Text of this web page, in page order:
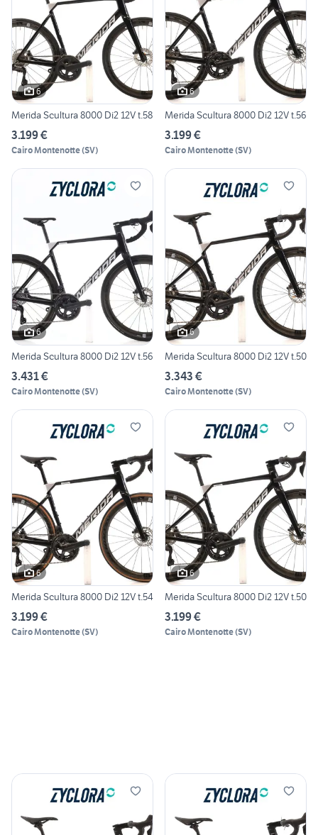
6
Merida Scultura 8000 Di2 12V t.58
3.199 €
Cairo Montenotte(SV)
6
Merida Scultura 8000 Di2 12V t.56
3.199 €
Cairo Montenotte(SV)
6
Merida Scultura 8000 Di2 12V t.56
3.431 €
Cairo Montenotte(SV)
6
Merida Scultura 8000 Di2 12V t.50
3.343 €
Cairo Montenotte(SV)
6
Merida Scultura 8000 Di2 12V t.54
3.199 €
Cairo Montenotte(SV)
6
Merida Scultura 8000 Di2 12V t.50
3.199 €
Cairo Montenotte(SV)